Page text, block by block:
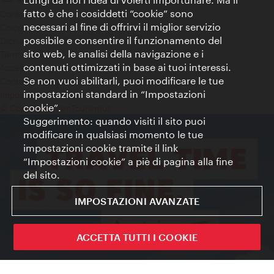
Contatti
Colophon
Dichiarazione sulla protezione dei dati
Terms of Use
Accessibilità
Contatto stampa
Impostazioni cookie
© Copyright WienTourismus
fatto è che i cosiddetti “cookie” sono
necessari al fine di offrirvi il miglior servizio
possibile e consentire il funzionamento del
sito web, le analisi della navigazione e i
contenuti ottimizzati in base ai tuoi interessi.
Se non vuoi abilitarli, puoi modificare le tue
impostazioni standard in “Impostazioni
cookie”.
Suggerimento: quando visiti il sito puoi
modificare in qualsiasi momento le tue
impostazioni cookie tramite il link
“Impostazioni cookie” a piè di pagina alla fine
del sito.
IMPOSTAZIONI AVANZATE
ACCETTA TUTTI I COOKIE